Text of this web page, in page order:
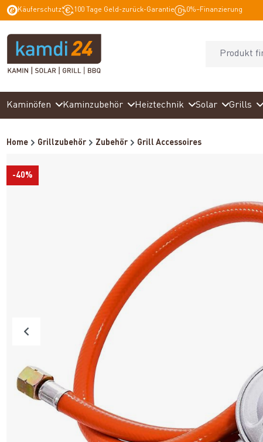
Zur Hauptnavigation springen
Käuferschutz 100 Tage Geld-zurück-Garantie 0%–Finanzierung
Kaminöfen Kaminzubehör Heiztechnik Solar Grills
Home Grillzubehör Zubehör Grill Accessoires
-40%